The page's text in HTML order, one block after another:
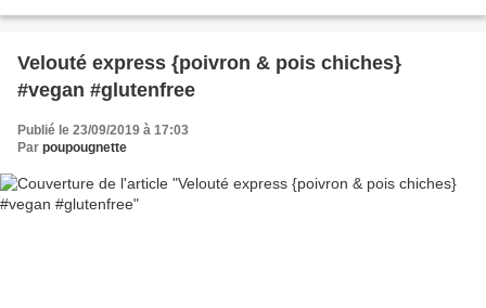
Velouté express {poivron & pois chiches}
#vegan #glutenfree
Publié le 23/09/2019 à 17:03
Par poupougnette